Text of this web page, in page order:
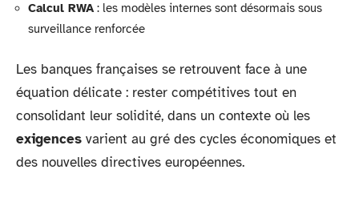
Calcul RWA : les modèles internes sont désormais sous
surveillance renforcée
Les banques françaises se retrouvent face à une
équation délicate : rester compétitives tout en
consolidant leur solidité, dans un contexte où les
exigences varient au gré des cycles économiques et
des nouvelles directives européennes.